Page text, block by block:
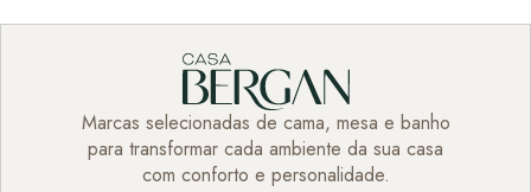
Marcas selecionadas de cama, mesa e banho
para transformar cada ambiente da sua casa
com conforto e personalidade.